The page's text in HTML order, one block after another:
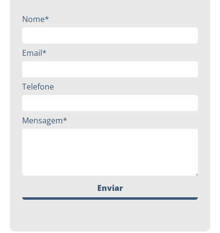
Nome*
Email*
Telefone
Mensagem*
Enviar